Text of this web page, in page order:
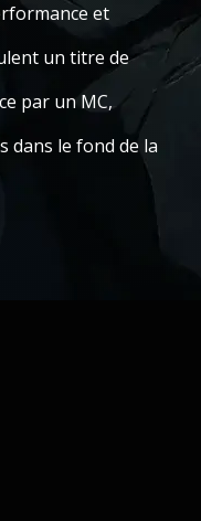
et
un titre de
par un MC,
dans le fond de la